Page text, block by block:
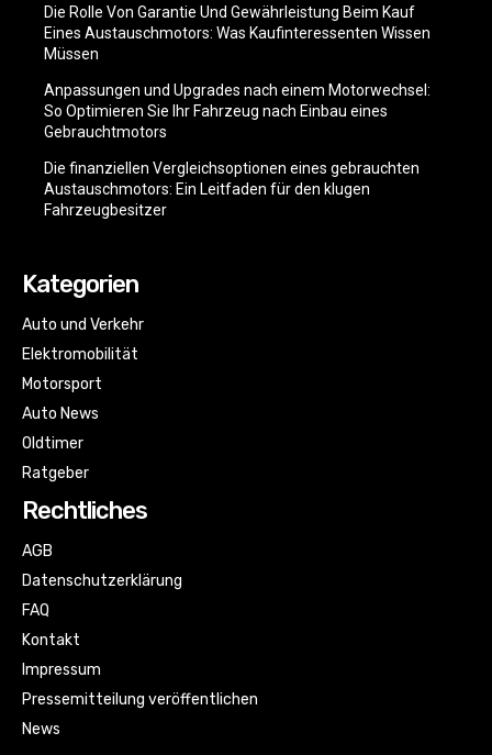
Die Rolle Von Garantie Und Gewährleistung Beim Kauf
Eines Austauschmotors: Was Kaufinteressenten Wissen
Müssen
Anpassungen und Upgrades nach einem Motorwechsel:
So Optimieren Sie Ihr Fahrzeug nach Einbau eines
Gebrauchtmotors
Die finanziellen Vergleichsoptionen eines gebrauchten
Austauschmotors: Ein Leitfaden für den klugen
Fahrzeugbesitzer
Kategorien
Auto und Verkehr
Elektromobilität
Motorsport
Auto News
Oldtimer
Ratgeber
Rechtliches
AGB
Datenschutzerklärung
FAQ
Kontakt
Impressum
Pressemitteilung veröffentlichen
News